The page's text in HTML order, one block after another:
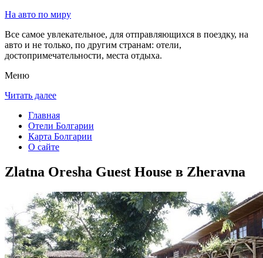
На авто по миру
Все самое увлекательное, для отправляющихся в поездку, на
авто и не только, по другим странам: отели,
достопримечательности, места отдыха.
Меню
Читать далее
Главная
Отели Болгарии
Карта Болгарии
О сайте
Zlatna Oresha Guest House в Zheravna